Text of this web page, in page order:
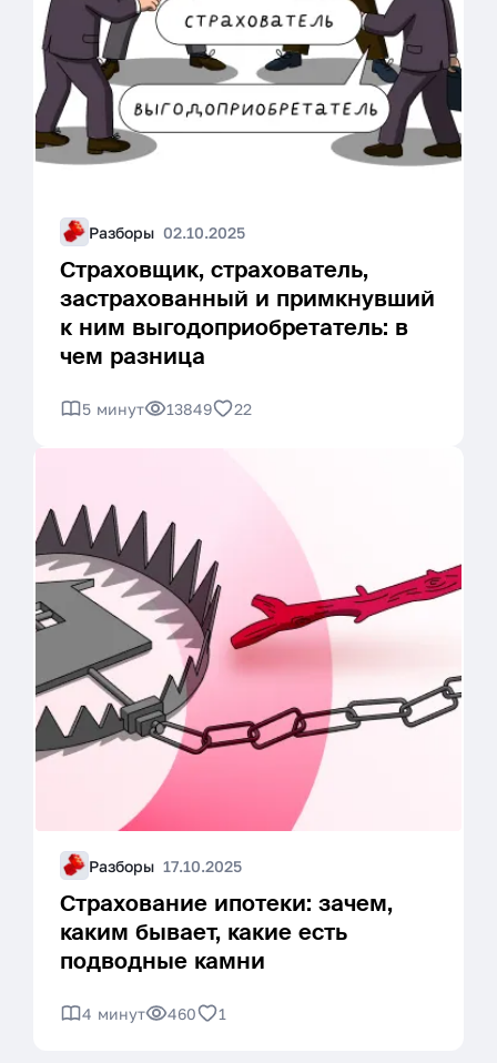
Разборы 02.10.2025
Страховщик, страхователь,
застрахованный и примкнувший
к ним выгодоприобретатель: в
чем разница
5 минут 13849 22
Разборы 17.10.2025
Страхование ипотеки: зачем,
каким бывает, какие есть
подводные камни
4 минут 460 1